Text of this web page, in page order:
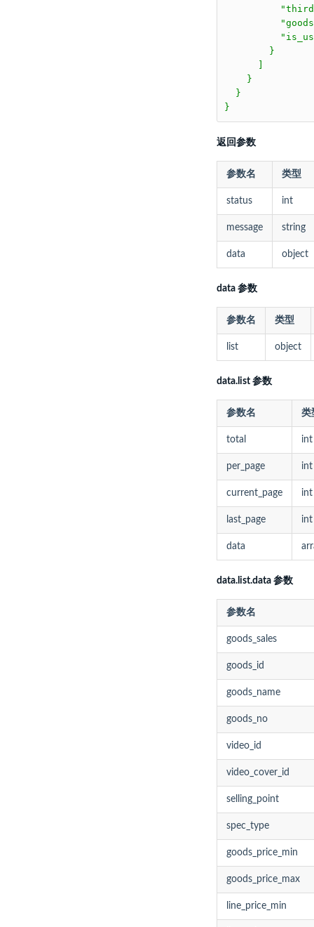
        }
    }
  }
}
返回参数
参数名 类型
status int
message string
data object
data 参数
参数名 类型
list object
data.list 参数
参数名 类
total int
per_page int
current_page int
last_page int
data
data.list.data 参数
参数名
goods_sales
goods_id
goods_name
goods_no
video_id
video_cover_id
selling_point
spec_type
goods_price_min
goods_price_max
line_price_min